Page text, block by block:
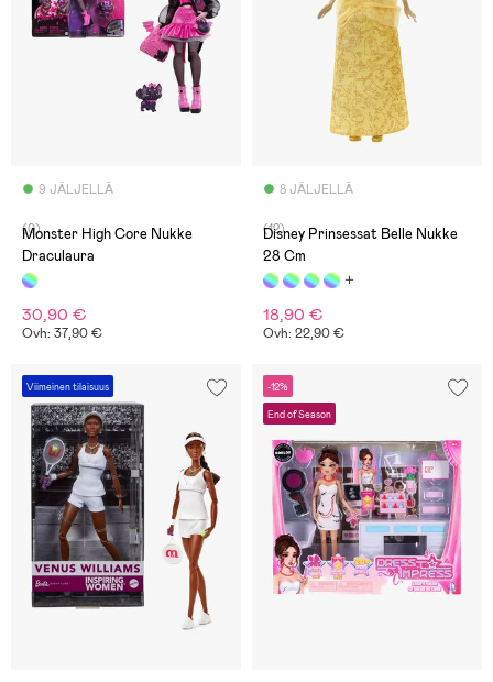
9 JÄLJELLÄ
(0)
Monster High Core Nukke
Draculaura
30,90 €
Ovh: 37,90 €
8 JÄLJELLÄ
(12)
Disney Prinsessat Belle Nukke
28 Cm
18,90 €
Ovh: 22,90 €
Viimeinen tilaisuus -12%
End of Season